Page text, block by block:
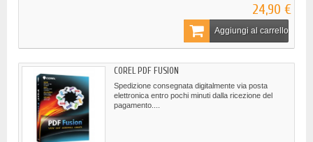
24,90 €
Aggiungi al carrello
COREL PDF FUSION
Spedizione consegnata digitalmente via posta
elettronica entro pochi minuti dalla ricezione del
pagamento....